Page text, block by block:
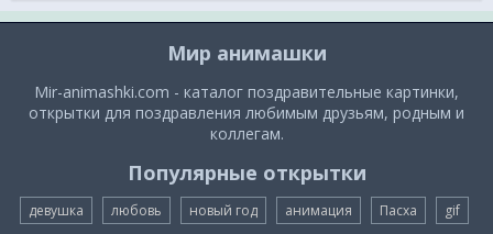
Мир анимашки
Mir-animashki.com - каталог поздравительные картинки,
открытки для поздравления любимым друзьям, родным и
коллегам.
Популярные открытки
девушка любовь новый год анимация Пасха gif